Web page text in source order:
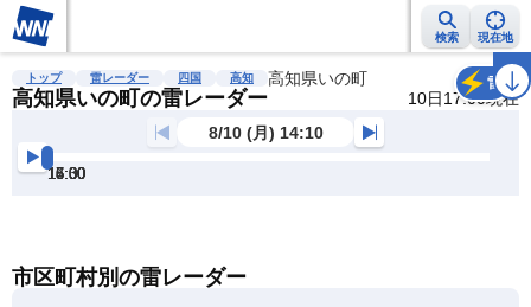
検索 現在地
雨雲レーダー 台風情報 地震情報 警報・注意報 2週間天気 ラ
トップ 雷レーダー 四国 高知 高知県いの町
高知県いの町の雷レーダー 10日17:00現在
雷
8/10 (月) 14:10
14:30
15:00
15:30
16:00
16:30
17:00
市区町村別の雷レーダー